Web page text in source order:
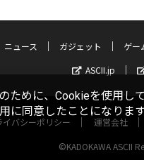
ニュース ガジェット ゲー
ASCII.jp
イバシーポリシー 運営会社
©KADOKAWA ASCII
ために、Cookieを使用し
に同意したことになりま